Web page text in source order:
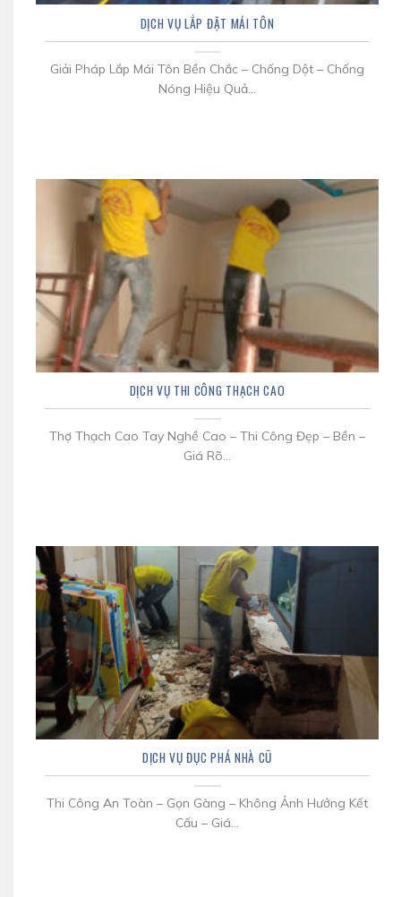
DỊCH VỤ LẮP ĐẶT MÁI TÔN
Giải Pháp Lắp Mái Tôn Bền Chắc – Chống Dột – Chống
Nóng Hiệu Quả...
DỊCH VỤ THI CÔNG THẠCH CAO
Thợ Thạch Cao Tay Nghề Cao – Thi Công Đẹp – Bền –
Giá Rõ...
DỊCH VỤ ĐỤC PHÁ NHÀ CŨ
Thi Công An Toàn – Gọn Gàng – Không Ảnh Hưởng Kết
Cấu – Giá...